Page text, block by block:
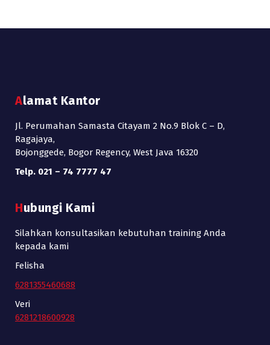
Alamat Kantor
Jl. Perumahan Samasta Citayam 2 No.9 Blok C – D,
Ragajaya,
Bojonggede, Bogor Regency, West Java 16320
Telp. 021 – 74 7777 47
Hubungi Kami
Silahkan konsultasikan kebutuhan training Anda
kepada kami
Felisha
6281355460688
Veri
6281218600928